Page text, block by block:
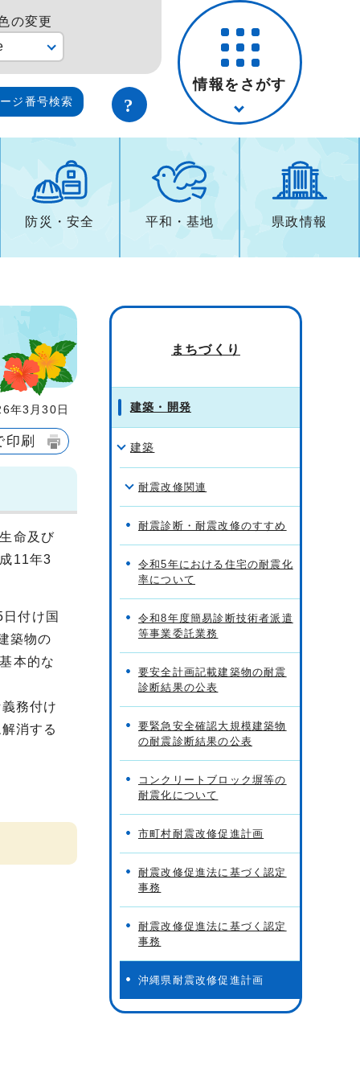
の変更
ジ番号検索
情報をさがす
防災・安全 平和・基地 県政情報
3月30日
印刷
命及び
11年3
付け国
築物の
本的な
務付け
消する
まちづくり
建築・開発
建築
耐震改修関連
耐震診断・耐震改修のすすめ
令和5年における住宅の耐震化
率について
令和8年度簡易診断技術者派遣
等事業委託業務
要安全計画記載建築物の耐震
診断結果の公表
要緊急安全確認大規模建築物
の耐震診断結果の公表
コンクリートブロック塀等の
耐震化について
市町村耐震改修促進計画
耐震改修促進法に基づく認定
事務
耐震改修促進法に基づく認定
事務
沖縄県耐震改修促進計画